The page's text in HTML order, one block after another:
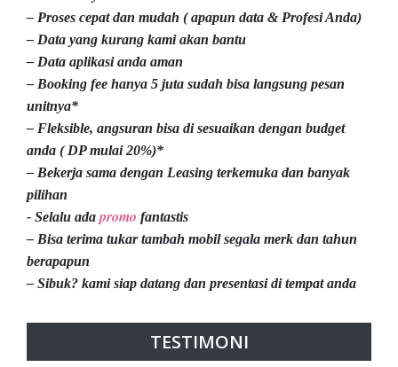
– Proses cepat dan mudah ( apapun data & Profesi Anda)
– Data yang kurang kami akan bantu
– Data aplikasi anda aman
– Booking fee hanya 5 juta sudah bisa langsung pesan
unitnya*
– Fleksible, angsuran bisa di sesuaikan dengan budget
anda ( DP mulai 20%)*
– Bekerja sama dengan Leasing terkemuka dan banyak
pilihan
- Selalu ada promo fantastis
– Bisa terima tukar tambah mobil segala merk dan tahun
berapapun
– Sibuk? kami siap datang dan presentasi di tempat anda
TESTIMONI